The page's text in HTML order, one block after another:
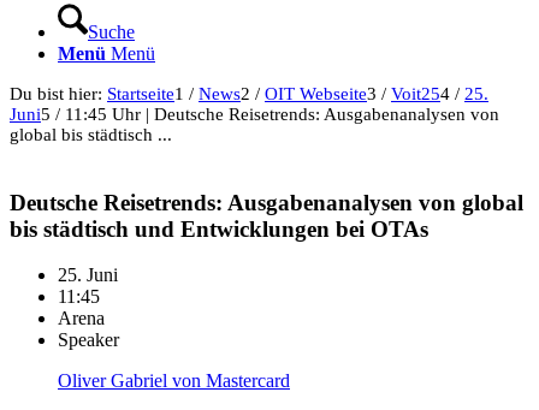
Suche
Menü Menü
Du bist hier: Startseite1 / News2 / OIT Webseite3 / Voit254 / 25.
Juni5 / 11:45 Uhr | Deutsche Reisetrends: Ausgabenanalysen von
global bis städtisch ...
Deutsche Reisetrends: Ausgabenanalysen von global
bis städtisch und Entwicklungen bei OTAs
25. Juni
11:45
Arena
Speaker
Oliver Gabriel von Mastercard